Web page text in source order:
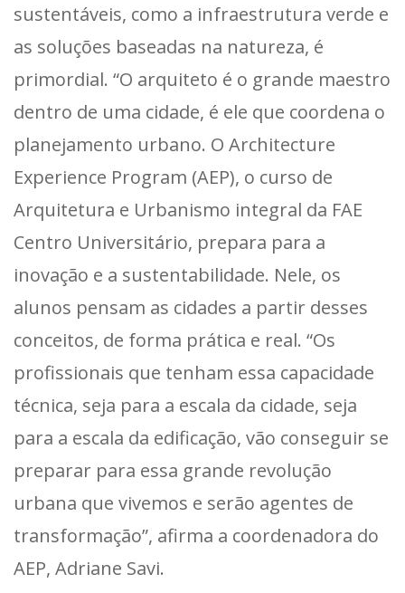
sustentáveis, como a infraestrutura verde e
as soluções baseadas na natureza, é
primordial. “O arquiteto é o grande maestro
dentro de uma cidade, é ele que coordena o
planejamento urbano. O Architecture
Experience Program (AEP), o curso de
Arquitetura e Urbanismo integral da FAE
Centro Universitário, prepara para a
inovação e a sustentabilidade. Nele, os
alunos pensam as cidades a partir desses
conceitos, de forma prática e real. “Os
profissionais que tenham essa capacidade
técnica, seja para a escala da cidade, seja
para a escala da edificação, vão conseguir se
preparar para essa grande revolução
urbana que vivemos e serão agentes de
transformação”, afirma a coordenadora do
AEP, Adriane Savi.